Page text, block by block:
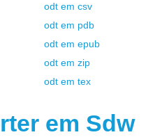
odt em csv
odt em pdb
odt em epub
odt em zip
odt em tex
em Sdw